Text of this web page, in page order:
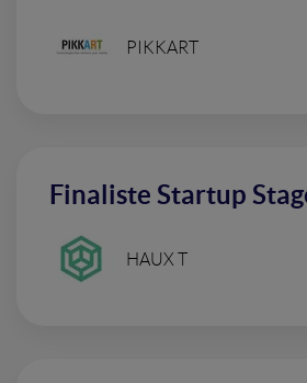
PIKKART
Finaliste Startup
HAUX T